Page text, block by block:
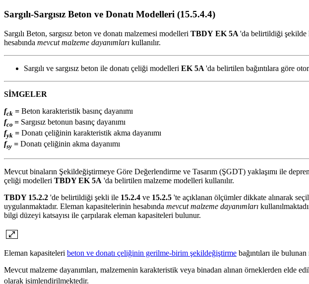
Sargılı-Sargısız Beton ve Donatı Modelleri (15.5.4.4)
Sargılı Beton, sargısız beton ve donatı malzemesi modelleri TBDY EK 5A 'da belirtildiği şekilde
hesabında mevcut malzeme dayanımları kullanılır.
Sargılı ve sargısız beton ile donatı çeliği modelleri EK 5A 'da belirtilen bağıntılara göre
SİMGELER
fck = Beton karakteristik basınç dayanımı
fco = Sargısız betonun basınç dayanımı
fyk = Donatı çeliğinin karakteristik akma dayanımı
fsy = Donatı çeliğinin akma dayanımı
Mevcut binaların Şekildeğiştirmeye Göre Değerlendirme ve Tasarım (ŞGDT) yaklaşımı ile
çeliği modelleri TBDY EK 5A 'da belirtilen malzeme modelleri kullanılır.
TBDY 15.2.2 'de belirtildiği şekli ile 15.2.4 ve 15.2.5 'te açıklanan ölçümler dikkate alınarak
uygulanmaktadır. Eleman kapasitelerinin hesabında mevcut malzeme dayanımları
bilgi düzeyi katsayısı ile çarpılarak eleman kapasiteleri bulunur.
Eleman kapasiteleri beton ve donatı çeliğinin gerilme-birim şekildeğiştirme bağıntıları ile
Mevcut malzeme dayanımları, malzemenin karakteristik veya binadan alınan örneklerden elde
olarak isimlendirilmektedir.